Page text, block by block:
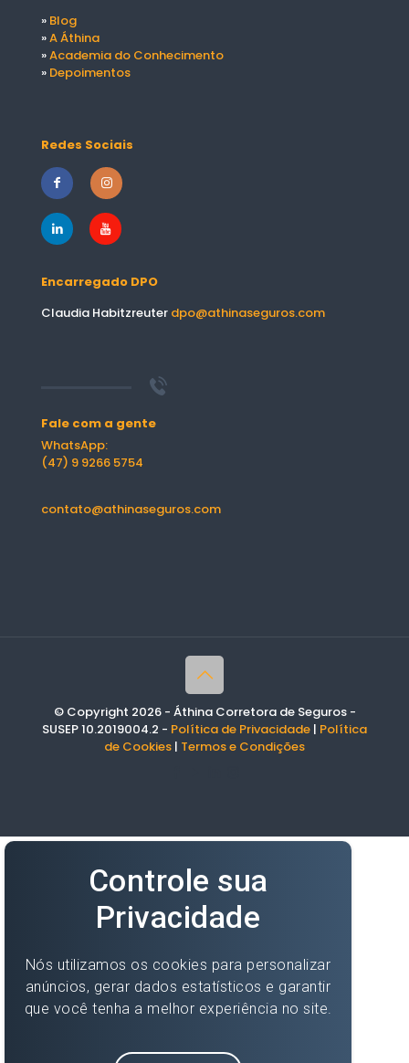
» Blog
»A Áthina
»Academia do Conhecimento
» Depoimentos
Redes Sociais
Encarregado DPO
Claudia Habitzreuter dpo@athinaseguros.com
Fale com a gente
WhatsApp:
(47) 9 9266 5754
contato@athinaseguros.com
© Copyright 2026 - Áthina Corretora de Seguros -
SUSEP 10.2019004.2 - Política de Privacidade | Política
de Cookies | Termos e Condições